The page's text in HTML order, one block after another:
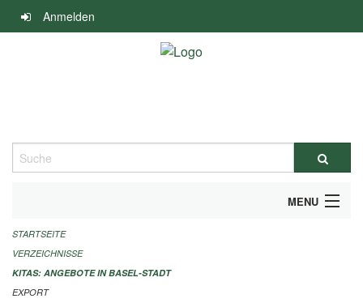
Navigation
überspringen
Anmelden
Suche
MENU
ALLGEMEINE INFORMATIONEN
IMPRESSUM
STARTSEITE
VERZEICHNISSE
KITAS: ANGEBOTE IN BASEL-STADT
EXPORT